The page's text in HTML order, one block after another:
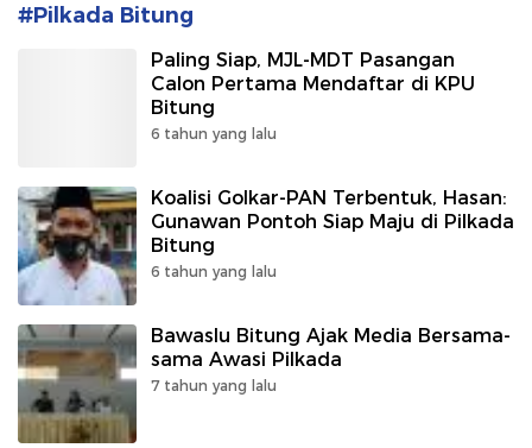
#Pilkada Bitung
Paling Siap, MJL-MDT Pasangan
Calon Pertama Mendaftar di KPU
Bitung
6 tahun yang lalu
Koalisi Golkar-PAN Terbentuk, Hasan:
Gunawan Pontoh Siap Maju di Pilkada
Bitung
6 tahun yang lalu
Bawaslu Bitung Ajak Media Bersama-
sama Awasi Pilkada
7 tahun yang lalu